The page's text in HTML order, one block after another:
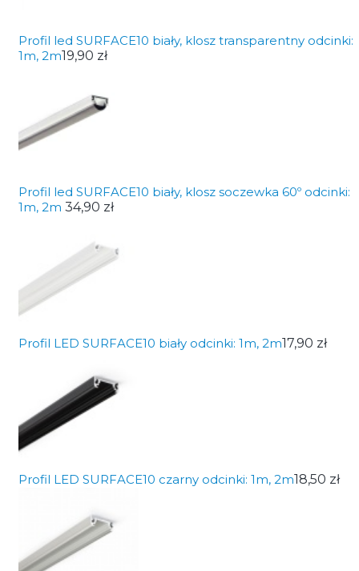
Profil led SURFACE10 biały, klosz transparentny odcinki:
1m, 2m19,90 zł
Profil led SURFACE10 biały, klosz soczewka 60º odcinki:
1m, 2m 34,90 zł
Profil LED SURFACE10 biały odcinki: 1m, 2m17,90 zł
Profil LED SURFACE10 czarny odcinki: 1m, 2m18,50 zł